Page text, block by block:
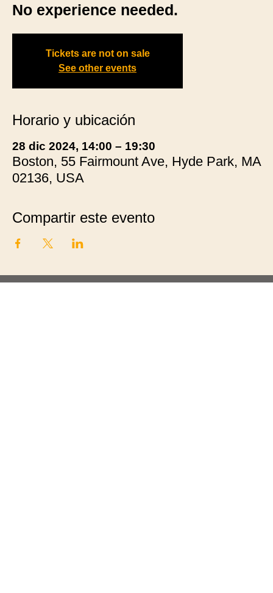
No experience needed.
Tickets are not on sale
See other events
Horario y ubicación
28 dic 2024, 14:00 – 19:30
Boston, 55 Fairmount Ave, Hyde Park, MA
02136, USA
Compartir este evento